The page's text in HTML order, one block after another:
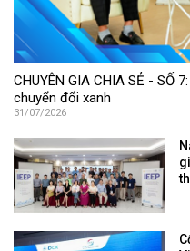
CHUYÊN GIA CHIA SẺ - SỐ
chuyển đổi xanh
31/07/2026